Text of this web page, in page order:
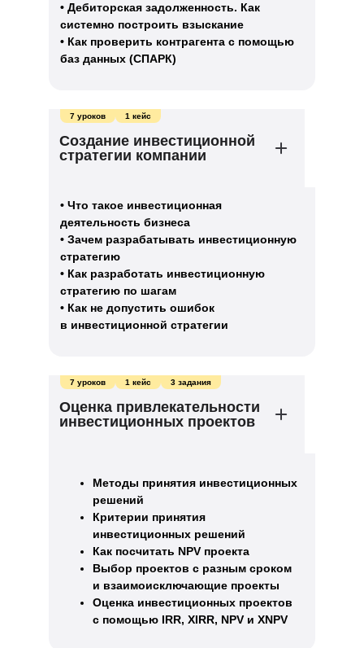
• Дебиторская задолженность. Как
системно построить взыскание
• Как проверить контрагента с помощью
баз данных (СПАРК)
Создание инвестиционной
стратегии компании
7 уроков 1 кейс
• Что такое инвестиционная
деятельность бизнеса
• Зачем разрабатывать инвестиционную
стратегию
• Как разработать инвестиционную
стратегию по шагам
• Как не допустить ошибок
в инвестиционной стратегии
Оценка привлекательности
инвестиционных проектов
7 уроков 1 кейс 3 задания
Методы принятия инвестиционных
решений
Критерии принятия
инвестиционных решений
Как посчитать NPV проекта
Выбор проектов с разным сроком
и взаимоисключающие проекты
Оценка инвестиционных проектов
с помощью IRR, XIRR, NPV и XNPV